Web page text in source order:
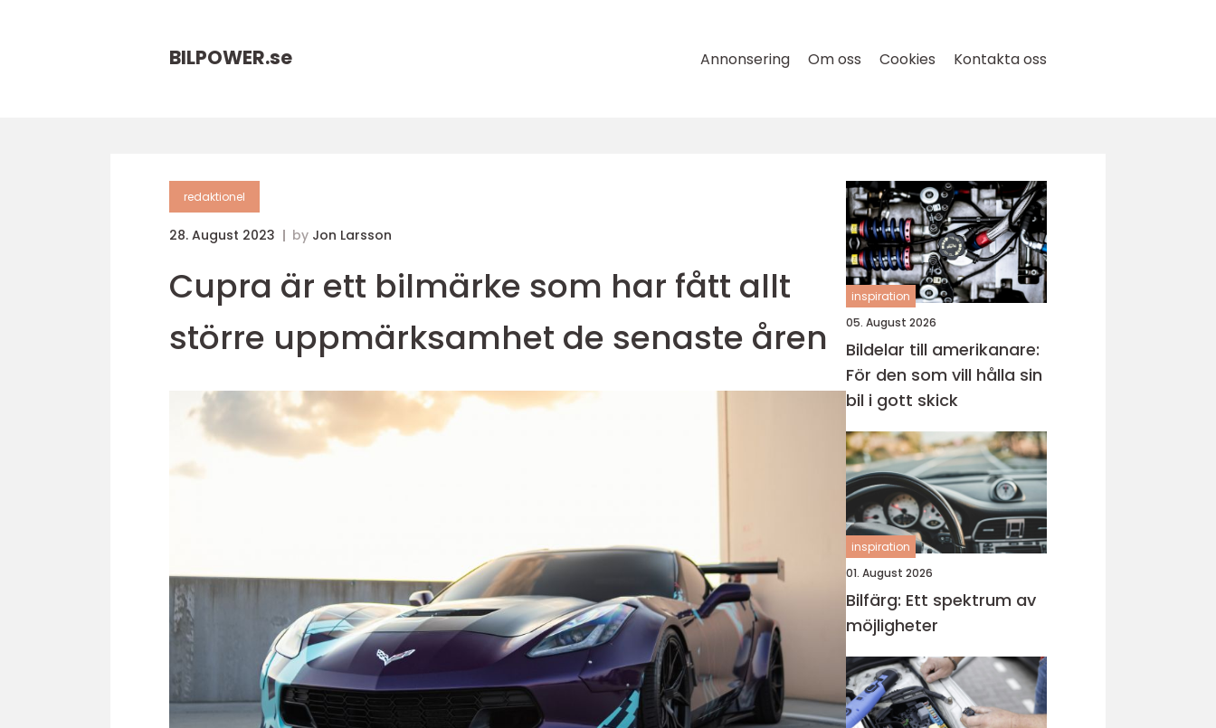
BILPOWER.se Annonsering Om oss Cookies Kontakta oss
redaktionel
28. August 2023 by Jon Larsson
Cupra är ett bilmärke som har fått allt
större uppmärksamhet de senaste åren
inspiration
05. August 2026
Bildelar till amerikanare:
För den som vill hålla sin
bil i gott skick
inspiration
01. August 2026
Bilfärg: Ett spektrum av
möjligheter